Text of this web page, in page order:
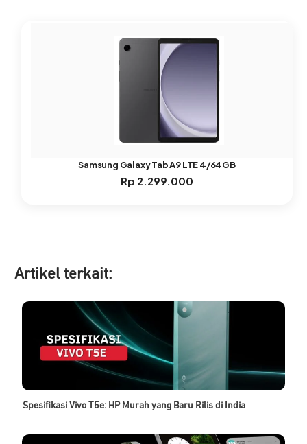
Samsung Galaxy Tab A9 LTE 4/64GB
Rp 2.299.000
Artikel terkait:
Spesifikasi Vivo T5e: HP Murah yang Baru Rilis di India